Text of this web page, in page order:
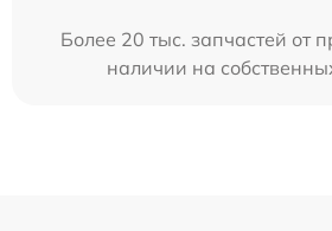
Более 20 тыс. запчастей от
наличии на